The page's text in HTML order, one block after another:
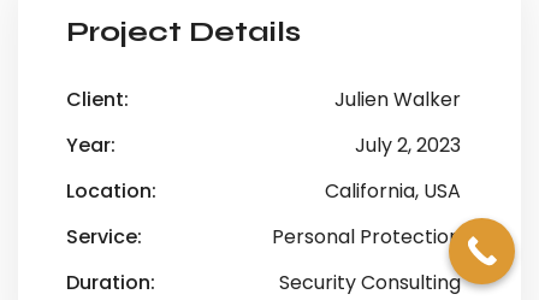
Project Details
Client:
Julien Walker
Year:
July 2, 2023
Location:
California, USA
Service:
Personal Protection
Duration:
Security Consulting